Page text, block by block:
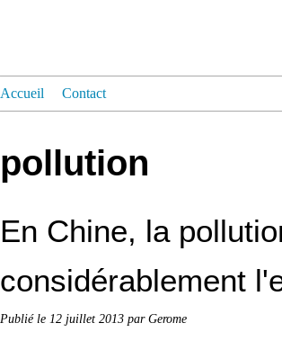
Accueil Contact
pollution
En Chine, la
considérablement
Publié le 12 juillet 2013 par Gerome